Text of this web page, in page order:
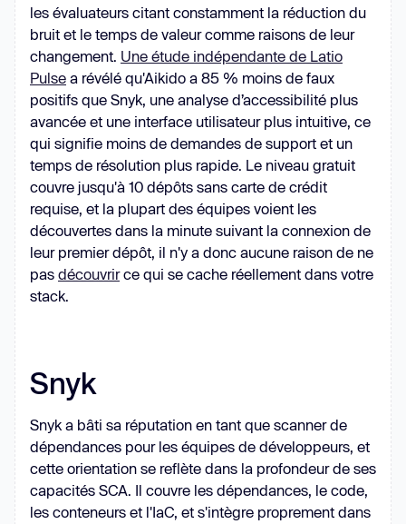
les évaluateurs citant constamment la réduction du
bruit et le temps de valeur comme raisons de leur
changement. Une étude indépendante de Latio
Pulse a révélé qu'Aikido a 85 % moins de faux
positifs que Snyk, une analyse d’accessibilité plus
avancée et une interface utilisateur plus intuitive, ce
qui signifie moins de demandes de support et un
temps de résolution plus rapide. Le niveau gratuit
couvre jusqu'à 10 dépôts sans carte de crédit
requise, et la plupart des équipes voient les
découvertes dans la minute suivant la connexion de
leur premier dépôt, il n'y a donc aucune raison de ne
pas découvrirce qui se cache réellement dans votre
stack.
Snyk
Snyk a bâti sa réputation en tant que scanner de
dépendances pour les équipes de développeurs, et
cette orientation se reflète dans la profondeur de ses
capacités SCA. Il couvre les dépendances, le code,
les conteneurs et l'IaC, et s'intègre proprement dans